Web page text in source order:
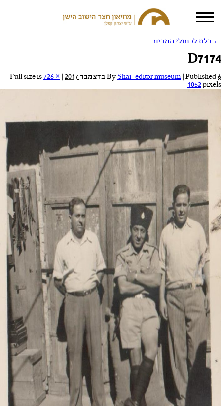
אני מאשר/ת את
← בלוז לכחולי המדים
D7174
By Shai_editor museum Published6 בדצמבר 2017
726 ×
1052pixels